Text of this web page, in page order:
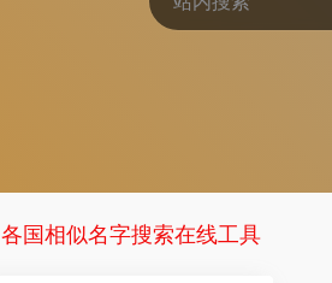
各国相似名字搜索在线工具